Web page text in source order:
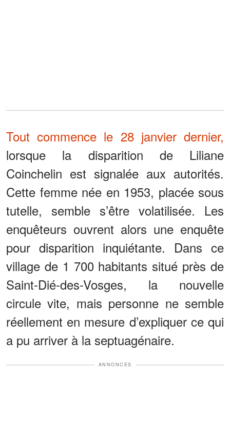
Tout commence le 28 janvier dernier,
lorsque la disparition de Liliane
Coinchelin est signalée aux autorités.
Cette femme née en 1953, placée sous
tutelle, semble s’être volatilisée. Les
enquêteurs ouvrent alors une enquête
pour disparition inquiétante. Dans ce
village de 1 700 habitants situé près de
Saint-Dié-des-Vosges, la nouvelle
circule vite, mais personne ne semble
réellement en mesure d’expliquer ce qui
a pu arriver à la septuagénaire.
ANNONCES